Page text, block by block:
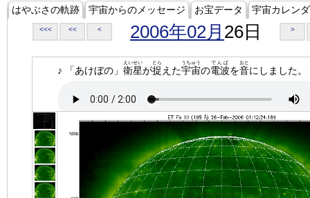
はやぶさの軌跡 宇宙からのメッセージ お宝データ 宇宙カレン
<<< << < 2006年02月 26日 >
♪ 「あけぼの」 衛星
えいせい
が捉
とら
えた宇宙
うちゅう
の電波
でんぱ
を音
おと
にしました。